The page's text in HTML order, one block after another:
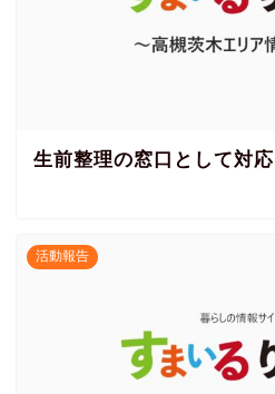
生前整理の窓口として対応
活動報告